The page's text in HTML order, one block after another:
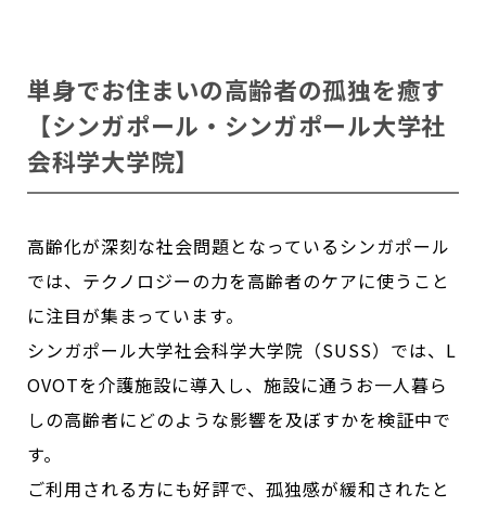
単身でお住まいの高齢者の孤独を癒す
【シンガポール・シンガポール大学社
会科学大学院】
高齢化が深刻な社会問題となっているシンガポール
では、テクノロジーの力を高齢者のケアに使うこと
に注目が集まっています。
シンガポール大学社会科学大学院（SUSS）では、L
OVOTを介護施設に導入し、施設に通うお一人暮ら
しの高齢者にどのような影響を及ぼすかを検証中で
す。
ご利用される方にも好評で、孤独感が緩和されたと